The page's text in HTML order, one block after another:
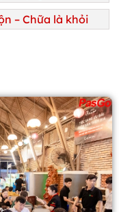
– Chữa là khỏi